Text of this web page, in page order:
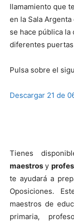
llamamiento que
en la Sala
se hace pública
diferentes puertas
Pulsa sobre el
Descargar 21 de
Tienes
maestros y
te ayudará a
Oposiciones.
maestros de
primaria,